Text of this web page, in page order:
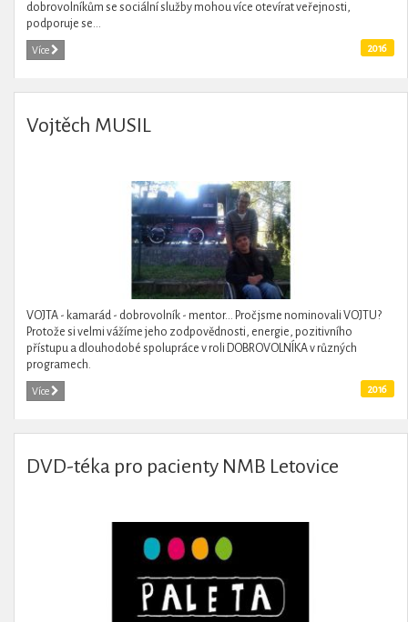
dobrovolníkům se sociální služby mohou více otevírat veřejnosti,
podporuje se...
Více 2016
Vojtěch MUSIL
VOJTA - kamarád - dobrovolník - mentor... Proč jsme nominovali VOJTU?
Protože si velmi vážíme jeho zodpovědnosti, energie, pozitivního
přístupu a dlouhodobé spolupráce v roli DOBROVOLNÍKA v různých
programech.
Více 2016
DVD-téka pro pacienty NMB Letovice